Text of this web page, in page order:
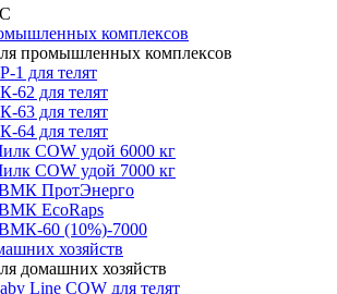
комплексов
промышленных комплексов
1 для телят
62 для телят
63 для телят
64 для телят
COW удой 6000 кг
COW удой 7000 кг
ПротЭнерго
EcoRaps
60 (10%)-7000
хозяйств
домашних хозяйств
Line COW для телят